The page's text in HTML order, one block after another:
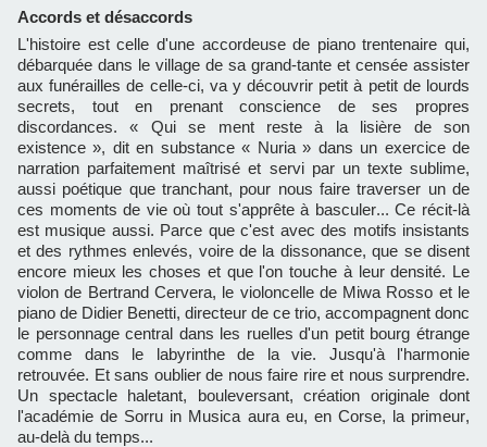
Accords et désaccords
L'histoire est celle d'une accordeuse de piano trentenaire qui,
débarquée dans le village de sa grand-tante et censée assister
aux funérailles de celle-ci, va y découvrir petit à petit de lourds
secrets, tout en prenant conscience de ses propres
discordances. « Qui se ment reste à la lisière de son
existence », dit en substance « Nuria » dans un exercice de
narration parfaitement maîtrisé et servi par un texte sublime,
aussi poétique que tranchant, pour nous faire traverser un de
ces moments de vie où tout s'apprête à basculer... Ce récit-là
est musique aussi. Parce que c'est avec des motifs insistants
et des rythmes enlevés, voire de la dissonance, que se disent
encore mieux les choses et que l'on touche à leur densité. Le
violon de Bertrand Cervera, le violoncelle de Miwa Rosso et le
piano de Didier Benetti, directeur de ce trio, accompagnent donc
le personnage central dans les ruelles d'un petit bourg étrange
comme dans le labyrinthe de la vie. Jusqu'à l'harmonie
retrouvée. Et sans oublier de nous faire rire et nous surprendre.
Un spectacle haletant, bouleversant, création originale dont
l'académie de Sorru in Musica aura eu, en Corse, la primeur,
au-delà du temps...